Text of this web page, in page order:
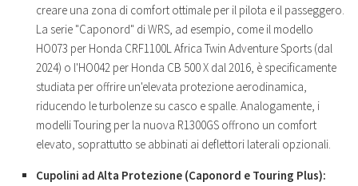
creare una zona di comfort ottimale per il pilota e il passeggero.
La serie "Caponord" di WRS, ad esempio, come il modello
HO073 per Honda CRF1100L Africa Twin Adventure Sports (dal
2024) o l'HO042 per Honda CB 500 X dal 2016, è specificamente
studiata per offrire un'elevata protezione aerodinamica,
riducendo le turbolenze su casco e spalle. Analogamente, i
modelli Touring per la nuova R1300GS offrono un comfort
elevato, soprattutto se abbinati ai deflettori laterali opzionali.
Cupolini ad Alta Protezione (Caponord e Touring Plus):